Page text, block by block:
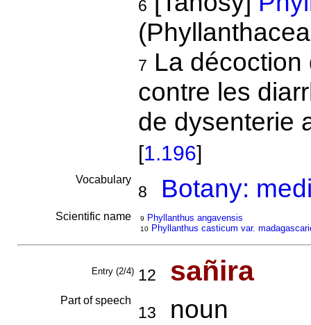
6
7 La
contre les
de dysenterie
[1.196]
Vocabulary
8 Botany:
Scientific name 9 Phyllanthus angavensis
10 Phyllanthus casticum var.
Entry (2/4) 12 sañira
Part of speech
13 noun